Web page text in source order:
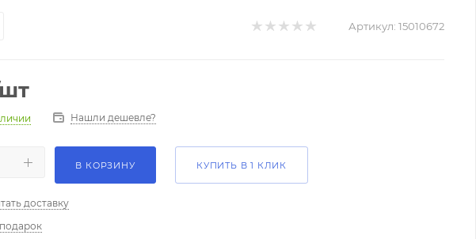
Артикул: 15010672
Нашли дешевле?
В КОРЗИНУ КУПИТЬ В 1 КЛИК
доставку